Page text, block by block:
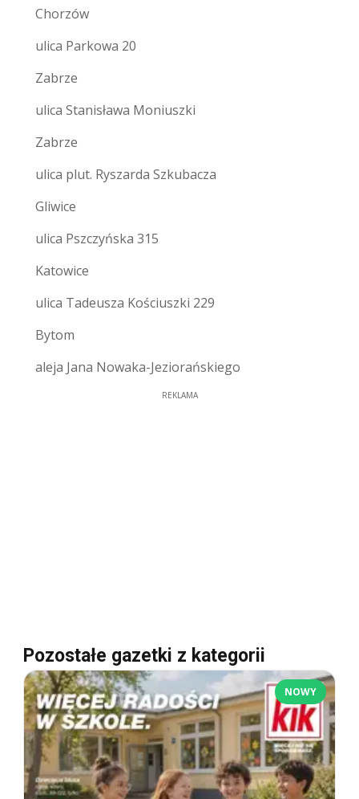
Chorzów
ulica Parkowa 20
Zabrze
ulica Stanisława Moniuszki
Zabrze
ulica plut. Ryszarda Szkubacza
Gliwice
ulica Pszczyńska 315
Katowice
ulica Tadeusza Kościuszki 229
Bytom
aleja Jana Nowaka-Jeziorańskiego
REKLAMA
Pozostałe gazetki z kategorii
NOWY